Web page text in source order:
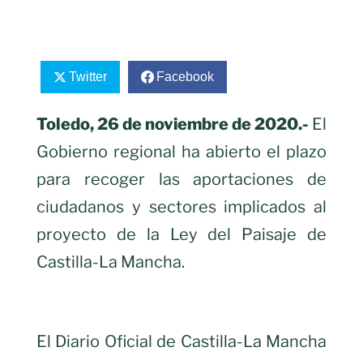
Twitter Facebook
Toledo, 26 de noviembre de 2020.- El
Gobierno regional ha abierto el plazo
para recoger las aportaciones de
ciudadanos y sectores implicados al
proyecto de la Ley del Paisaje de
Castilla-La Mancha.
El Diario Oficial de Castilla-La Mancha